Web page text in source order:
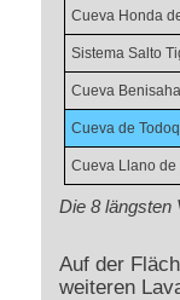
Cueva Honda
Sistema Salto
Cueva
Cueva de
Cueva Llano
Die 8 längsten
Auf der
weiteren